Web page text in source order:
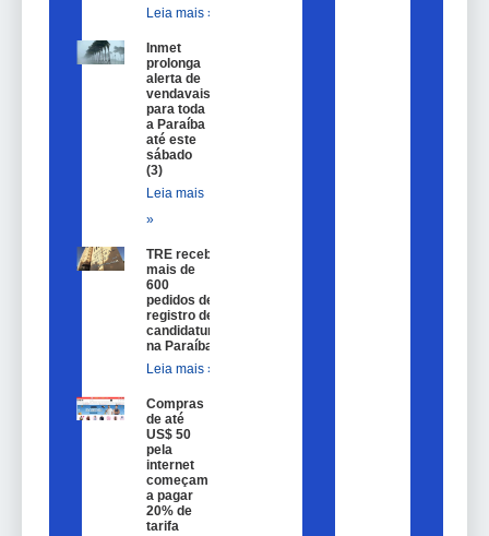
Leia mais »
Inmet
prolonga
alerta de
vendavais
para toda
a Paraíba
até este
sábado
(3)
Leia mais
»
TRE recebe
mais de
600
pedidos de
registro de
candidatura
na Paraíba
Leia mais »
Compras
de até
US$ 50
pela
internet
começam
a pagar
20% de
tarifa